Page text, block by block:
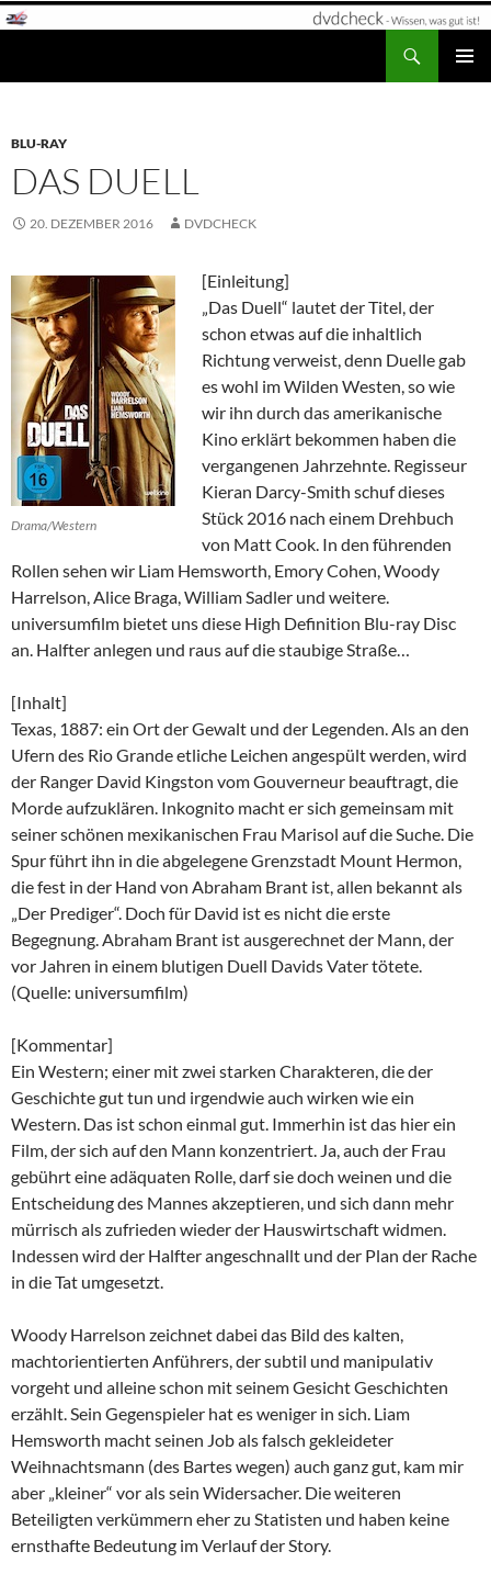
Zum
BLU-RAY
DAS DUELL
20. DEZEMBER 2016 DVDCHECK
Drama/Western
[Einleitung]
„Das Duell“ lautet der Titel, der
schon etwas auf die inhaltlich
Richtung verweist, denn Duelle gab
es wohl im Wilden Westen, so wie
wir ihn durch das amerikanische
Kino erklärt bekommen haben die
vergangenen Jahrzehnte. Regisseur
Kieran Darcy-Smith schuf dieses
Stück 2016 nach einem Drehbuch
von Matt Cook. In den führenden
Rollen sehen wir Liam Hemsworth, Emory Cohen, Woody
Harrelson, Alice Braga, William Sadler und weitere.
universumfilm bietet uns diese High Definition Blu-ray Disc
an. Halfter anlegen und raus auf die staubige Straße…
[Inhalt]
Texas, 1887: ein Ort der Gewalt und der Legenden. Als an den
Ufern des Rio Grande etliche Leichen angespült werden, wird
der Ranger David Kingston vom Gouverneur beauftragt, die
Morde aufzuklären. Inkognito macht er sich gemeinsam mit
seiner schönen mexikanischen Frau Marisol auf die Suche. Die
Spur führt ihn in die abgelegene Grenzstadt Mount Hermon,
die fest in der Hand von Abraham Brant ist, allen bekannt als
„Der Prediger“. Doch für David ist es nicht die erste
Begegnung. Abraham Brant ist ausgerechnet der Mann, der
vor Jahren in einem blutigen Duell Davids Vater tötete.
(Quelle: universumfilm)
[Kommentar]
Ein Western; einer mit zwei starken Charakteren, die der
Geschichte gut tun und irgendwie auch wirken wie ein
Western. Das ist schon einmal gut. Immerhin ist das hier ein
Film, der sich auf den Mann konzentriert. Ja, auch der Frau
gebührt eine adäquaten Rolle, darf sie doch weinen und die
Entscheidung des Mannes akzeptieren, und sich dann mehr
mürrisch als zufrieden wieder der Hauswirtschaft widmen.
Indessen wird der Halfter angeschnallt und der Plan der Rache
in die Tat umgesetzt.
Woody Harrelson zeichnet dabei das Bild des kalten,
machtorientierten Anführers, der subtil und manipulativ
vorgeht und alleine schon mit seinem Gesicht Geschichten
erzählt. Sein Gegenspieler hat es weniger in sich. Liam
Hemsworth macht seinen Job als falsch gekleideter
Weihnachtsmann (des Bartes wegen) auch ganz gut, kam mir
aber „kleiner“ vor als sein Widersacher. Die weiteren
Beteiligten verkümmern eher zu Statisten und haben keine
ernsthafte Bedeutung im Verlauf der Story.